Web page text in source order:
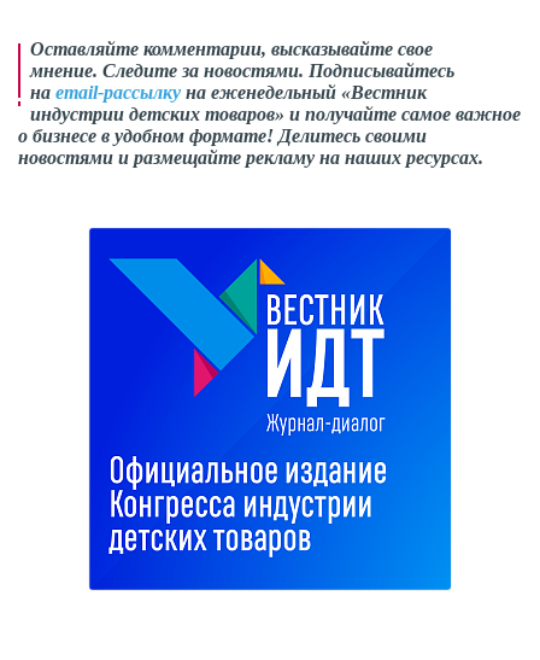
Оставляйте комментарии, высказывайте свое
мнение. Следите за новостями. Подписывайтесь
на email-рассылку на еженедельный «Вестник
индустрии детских товаров» и получайте самое важное
о бизнесе в удобном формате! Делитесь своими
новостями и размещайте рекламу на наших ресурсах.